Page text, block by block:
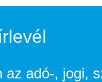
az adó-, jogi,